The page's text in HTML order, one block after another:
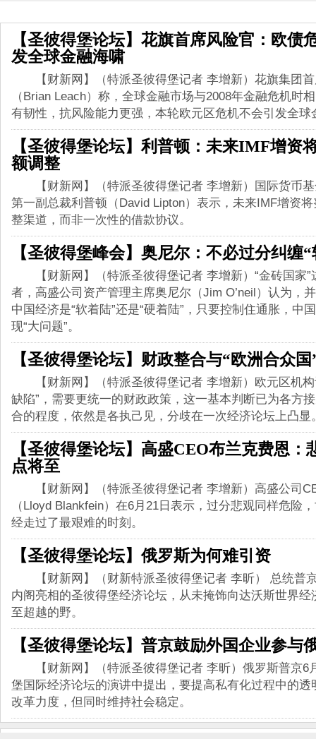
【圣彼得堡论坛】花旗首席风险官：欧债
发全球金融海啸
【财新网】（特派圣彼得堡记者 李增新）花旗集团首
（Brian Leach）称，全球金融市场与2008年金融危机时
有韧性，抗风险能力更强，本轮欧元区危机不会引发全球
【圣彼得堡论坛】利普顿：未来IMF增资
额调整
【财新网】（特派圣彼得堡记者 李增新）国际货币基
第一副总裁利普顿（David Lipton）表示，未来IMF增资
整渠道，而非一次性的借款协议。
【圣彼得堡峰会】奥尼尔：不必过分纠缠
【财新网】（特派圣彼得堡记者 李增新）“金砖国家”
者，高盛公司资产管理主席奥尼尔（Jim O’neil）认为，
中国经济是“软着陆”还是“硬着陆”，只要控制住通胀，中
现“大问题”。
【圣彼得堡论坛】财政整合与“欧洲合众
【财新网】（特派圣彼得堡记者 李增新）欧元区机构
缺陷”，需要更统一的财政政策，这一基本判断已为各方
合的程度，依然是各执己见，分歧在一次经济论坛上凸显
【圣彼得堡论坛】高盛CEO布兰克费恩：
点将至
【财新网】（特派圣彼得堡记者 李增新）高盛公司
（Lloyd Blankfein）在6月21日表示，过分悲观同样危险
经走过了最艰难的时刻。
【圣彼得堡论坛】俄罗斯为何难引资
【财新网】（财新特派圣彼得堡记者 李昕） 总统普
内阁亮相的圣彼得堡经济论坛，从未掩饰向达沃斯世界经
至超越的野。
【圣彼得堡论坛】普京鼓励外国企业参与
【财新网】（特派圣彼得堡记者 李昕）俄罗斯普京6
堡国际经济论坛的演讲中提出，要提高私有化过程中的透
改革力度，但同时维持社会稳定。